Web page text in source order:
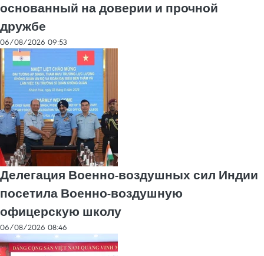
основанный на доверии и прочной
дружбе
06/08/2026 09:53
Делегация Военно-воздушных сил Индии
посетила Военно-воздушную
офицерскую школу
06/08/2026 08:46